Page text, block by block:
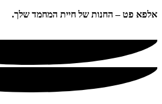
אלפא פט – החנות של חיית המחמד שלך.